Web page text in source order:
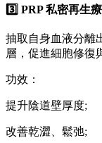
3️⃣ PRP 私密再生
抽取自身血液分離
層，促進細胞修復
功效：
提升陰道壁厚度;
改善乾澀、鬆弛;